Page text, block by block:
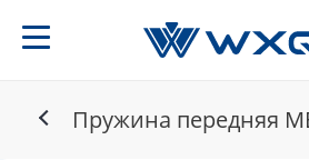
Пружина передняя